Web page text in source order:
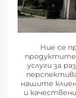
Ние се
услуги за
нашите
и